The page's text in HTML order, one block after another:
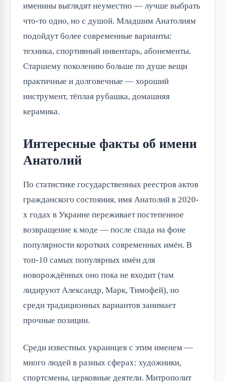
именины выглядят неуместно — лучше выбрать
что-то одно, но с душой. Младшим Анатолиям
подойдут более современные варианты:
техника, спортивный инвентарь, абонементы.
Старшему поколению больше по душе вещи
практичные и долговечные — хороший
инструмент, тёплая рубашка, домашняя
керамика.
Интересные факты об имени
Анатолий
По статистике государственных реестров актов
гражданского состояния, имя Анатолий в 2020-
х годах в Украине переживает постепенное
возвращение к моде — после спада на фоне
популярности коротких современных имён. В
топ-10 самых популярных имён для
новорождённых оно пока не входит (там
лидируют Александр, Марк, Тимофей), но
среди традиционных вариантов занимает
прочные позиции.
Среди известных украинцев с этим именем —
много людей в разных сферах: художники,
спортсмены, церковные деятели. Митрополит